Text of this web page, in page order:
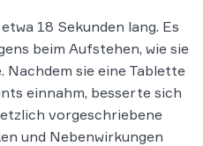
18 Sekunden lang. Es
beim Aufstehen, wie sie
sie eine Tablette
einnahm, besserte sich
vorgeschriebene
und Nebenwirkungen